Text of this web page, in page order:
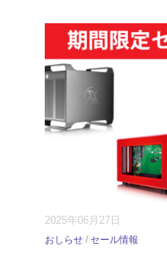
2025年06月27日
おしらせ / セール情報